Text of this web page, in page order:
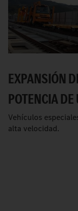
EXPANSIÓN
POTENCIA
Vehículos
alta velocidad.